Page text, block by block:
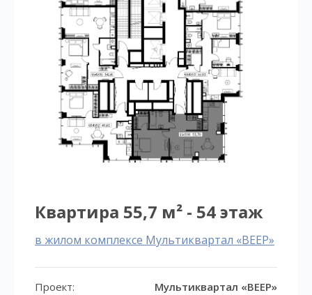
Квартира 55,7 м² - 54 этаж
в жилом комплексе Мультиквартал «ВЕЕР»
Проект: Мультиквартал «ВЕЕР»